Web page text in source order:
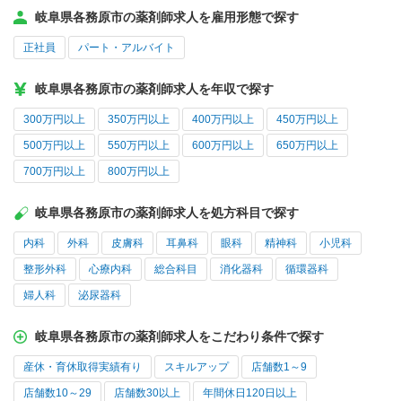
岐阜県各務原市の薬剤師求人を雇用形態で探す
正社員 パート・アルバイト
岐阜県各務原市の薬剤師求人を年収で探す
300万円以上 350万円以上 400万円以上 450万円以上
500万円以上 550万円以上 600万円以上 650万円以上
700万円以上 800万円以上
岐阜県各務原市の薬剤師求人を処方科目で探す
内科 外科 皮膚科 耳鼻科 眼科 精神科 小児科
整形外科 心療内科 総合科目 消化器科 循環器科
婦人科 泌尿器科
岐阜県各務原市の薬剤師求人をこだわり条件で探す
産休・育休取得実績有り スキルアップ 店舗数1～9
店舗数10～29 店舗数30以上 年間休日120日以上